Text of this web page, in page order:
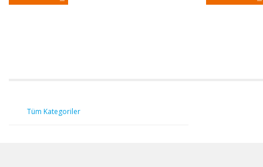
Tüm Kategoriler